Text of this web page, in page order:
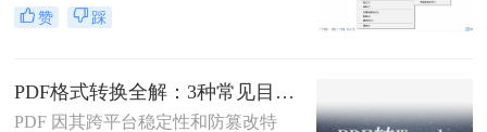
打开，排版都完全一样。这个优点也
位置，而Word是流式排版，内容从上
到下流动、自动换行。
赞 踩
PDF格式转换全解：3种常见目标格式及对应操作方法！
PDF 因其跨平台稳定性和防篡改特